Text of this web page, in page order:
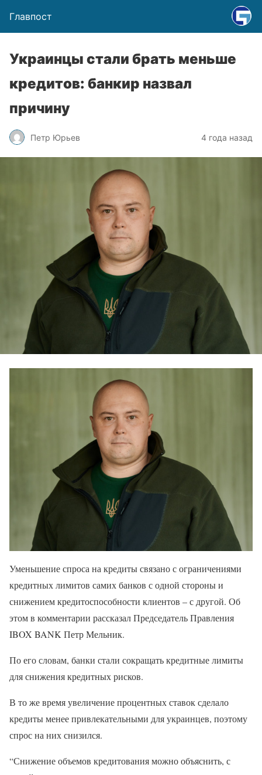
Главпост
Украинцы стали брать меньше
кредитов: банкир назвал
причину
Петр Юрьев 4 года назад
Уменьшение спроса на кредиты связано с ограничениями
кредитных лимитов самих банков с одной стороны и
снижением кредитоспособности клиентов – с другой. Об
этом в комментарии рассказал Председатель Правления
IBOX BANK Петр Мельник.
По его словам, банки стали сокращать кредитные лимиты
для снижения кредитных рисков.
В то же время увеличение процентных ставок сделало
кредиты менее привлекательными для украинцев, поэтому
спрос на них снизился.
“Снижение объемов кредитования можно объяснить, с